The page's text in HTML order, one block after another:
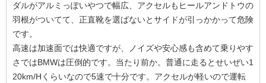
ダルがアルミっぽいやつで幅広、アクセルもヒールアンドトウの
羽根がついてて、正直靴を選ばないとサイドが引っかかって危険
です。
高速は加速面では快適ですが、ノイズや安心感も含めて乗りやす
さではBMWは圧倒的です。当たり前か。普通に走るとせいぜい1
20km/Hくらいなので5速で十分です。アクセルが軽いので運転